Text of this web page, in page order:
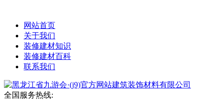
网站首页
关于我们
装修建材知识
装修建材百科
联系我们
全国服务热线: